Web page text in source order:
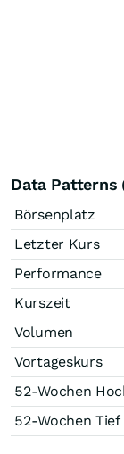
Data
Börsenplatz
Letzter Kurs
Performance
Kurszeit
Volumen
Vortageskurs
52-Wochen
52-Wochen Tief